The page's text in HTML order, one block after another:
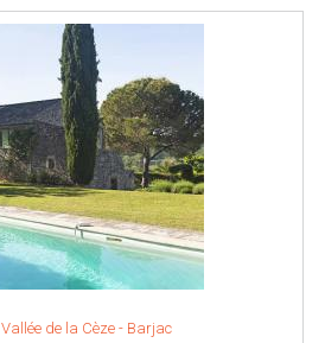
Vallée de la Cèze - Barjac